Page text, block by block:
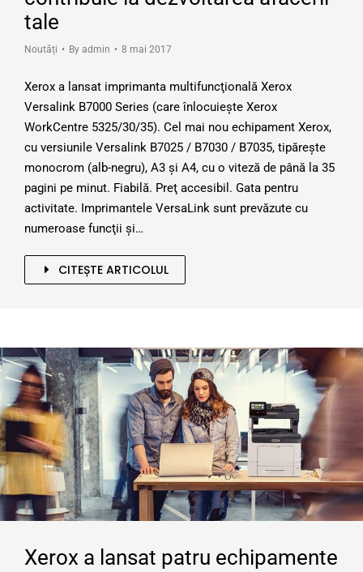
tale
Noutăți By admin 8 mai 2017
Xerox a lansat imprimanta multifuncţională Xerox
Versalink B7000 Series (care înlocuieşte Xerox
WorkCentre 5325/30/35). Cel mai nou echipament Xerox,
cu versiunile Versalink B7025 / B7030 / B7035, tipăreşte
monocrom (alb-negru), A3 şi A4, cu o viteză de până la 35
pagini pe minut. Fiabilă. Preţ accesibil. Gata pentru
activitate. Imprimantele VersaLink sunt prevăzute cu
numeroase funcţii şi…
CITEȘTE ARTICOLUL
Xerox a lansat patru echipamente